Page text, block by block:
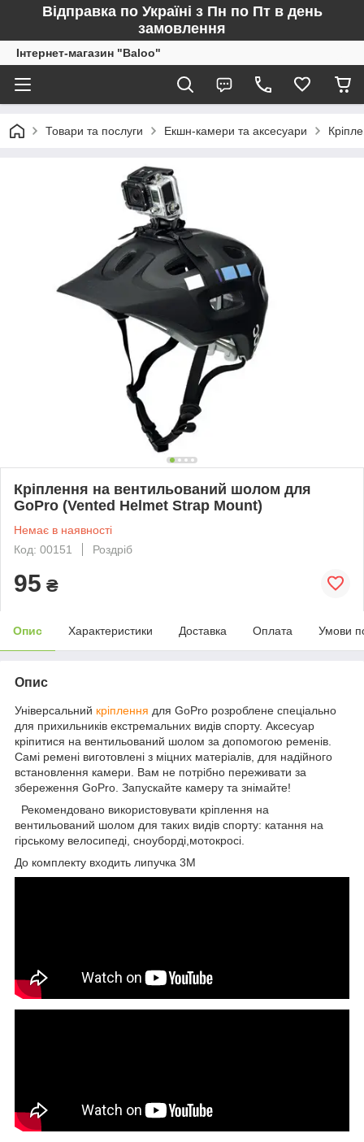
Відправка по Україні з Пн по Пт в день
замовлення
Інтернет-магазин "Baloo"
Товари та послуги Екшн-камери та аксесуари
Кріплення на вентильований шолом для
GoPro (Vented Helmet Strap Mount)
Немає в наявності
Код: 00151
Роздріб
95 ₴
Опис Характеристики Доставка Оплата Умови
Опис
Універсальний кріплення для GoPro розроблене спеціально
для прихильників екстремальних видів спорту. Аксесуар
кріпитися на вентильований шолом за допомогою ременів.
Самі ремені виготовлені з міцних матеріалів, для надійного
встановлення камери. Вам не потрібно переживати за
збереження GoPro. Запускайте камеру та знімайте!
Рекомендовано використовувати кріплення на
вентильований шолом для таких видів спорту: катання на
гірському велосипеді, сноуборді,мотокросі.
До комплекту входить липучка 3М